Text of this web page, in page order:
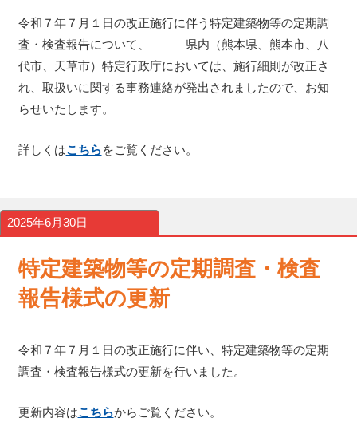
令和７年７月１日の改正施行に伴う特定建築物等の定期調
査・検査報告について、 県内（熊本県、熊本市、八
代市、天草市）特定行政庁においては、施行細則が改正さ
れ、取扱いに関する事務連絡が発出されましたので、お知
らせいたします。
詳しくはこちらをご覧ください。
2025年6月30日
特定建築物等の定期調査・検査
報告様式の更新
令和７年７月１日の改正施行に伴い、特定建築物等の定期
調査・検査報告様式の更新を行いました。
更新内容はこちらからご覧ください。